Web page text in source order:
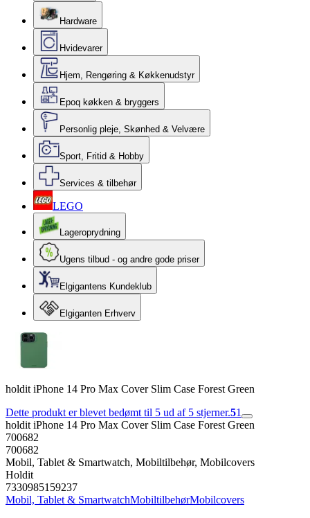
Hardware
Hvidevarer
Hjem, Rengøring & Køkkenudstyr
Epoq køkken & bryggers
Personlig pleje, Skønhed & Velvære
Sport, Fritid & Hobby
Services & tilbehør
LEGO
Lageroprydning
Ugens tilbud - og andre gode priser
Elgigantens Kundeklub
Elgiganten Erhverv
holdit iPhone 14 Pro Max Cover Slim Case Forest Green
Dette produkt er blevet bedømt til 5 ud af 5 stjerner.51
holdit iPhone 14 Pro Max Cover Slim Case Forest Green
700682
700682
Mobil, Tablet & Smartwatch, Mobiltilbehør, Mobilcovers
Holdit
7330985159237
Mobil, Tablet & SmartwatchMobiltilbehørMobilcovers